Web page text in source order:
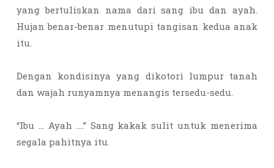
yang bertuliskan nama dari sang ibu dan ayah.
Hujan benar-benar menutupi tangisan kedua anak
itu.
Dengan kondisinya yang dikotori lumpur tanah
dan wajah runyamnya menangis tersedu-sedu.
“Ibu … Ayah ….” Sang kakak sulit untuk menerima
segala pahitnya itu.